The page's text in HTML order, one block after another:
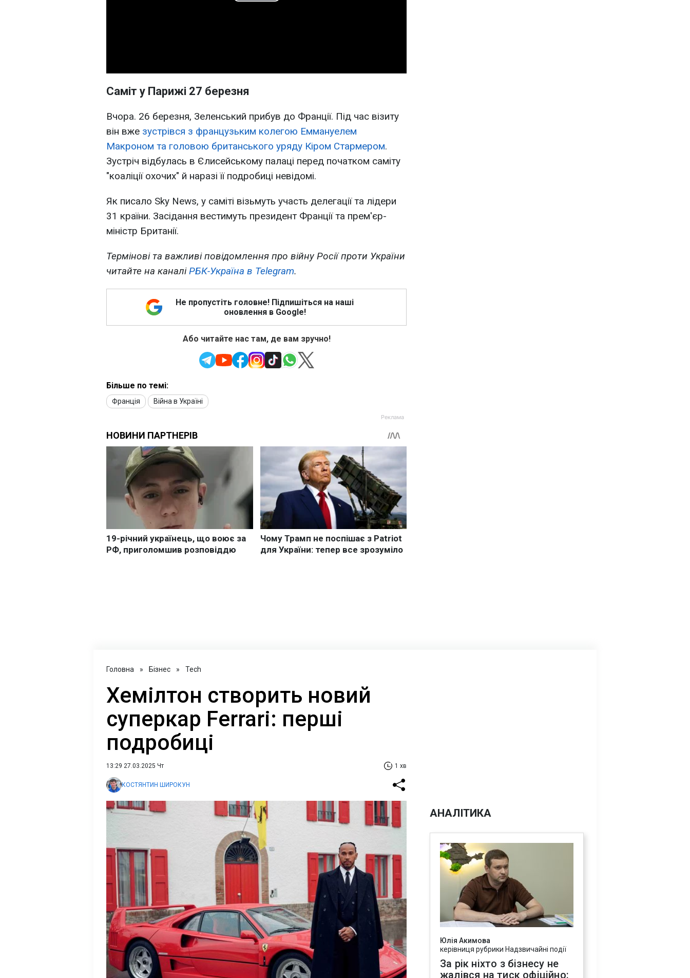
Саміт у Парижі 27 березня
Вчора. 26 березня, Зеленський прибув до Франції. Під час візиту
він вже зустрівся з французьким колегою Еммануелем
Макроном та головою британського уряду Кіром Стармером.
Зустріч відбулась в Єлисейському палаці перед початком саміту
"коаліції охочих" й наразі її подробиці невідомі.
Як писало Sky News, у саміті візьмуть участь делегації та лідери
31 країни. Засідання вестимуть президент Франції та прем'єр-
міністр Британії.
Термінові та важливі повідомлення про війну Росії проти України
читайте на каналіРБК-Україна в Telegram.
Не пропустіть головне! Підпишіться на наші
оновлення в Google!
Або читайте нас там, де вам зручно!
Більше по темі:
Франція Війна в Україні
Головна » Бізнес » Tech
Хемілтон створить новий
суперкар Ferrari: перші
подробиці
13:29 27.03.2025 Чт 1 хв
КОСТЯНТИН ШИРОКУН
АНАЛІТИКА
Юлія Акимова
керівниця рубрики Надзвичайні події
За рік ніхто з бізнесу не
жалівся на тиск офіційно: